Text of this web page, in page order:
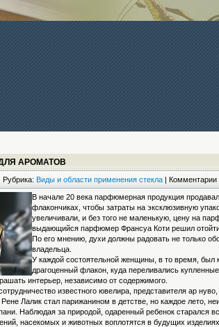
АРОМАТОВ
Рубрика: Виды и области применения стекла | Комментариик
В начале 20 века парфюмерная продукция
флакончиках, чтобы затраты на эксклюзивную
увеличивали, и без того не маленькую, цену на
выдающийся парфюмер Франсуа Коти решил отойти
По его мнению, духи должны радовать не только
владельца.
У каждой состоятельной женщины, в то время, был
драгоценный флакон, куда переливались
интерьер, независимо от содержимого.
известного ювелира, представителя ар
Лалик стал парижанином в детстве, но каждое лето,
Наблюдая за природой, одаренный ребенок старался
насекомых и животных воплотятся в будущих